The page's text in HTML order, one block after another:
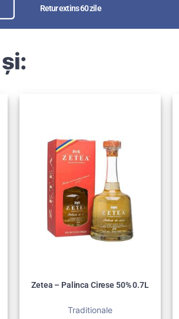
Retur extins 60 zile
Zetea – Palinca Cirese 50% 0.7L
Traditionale